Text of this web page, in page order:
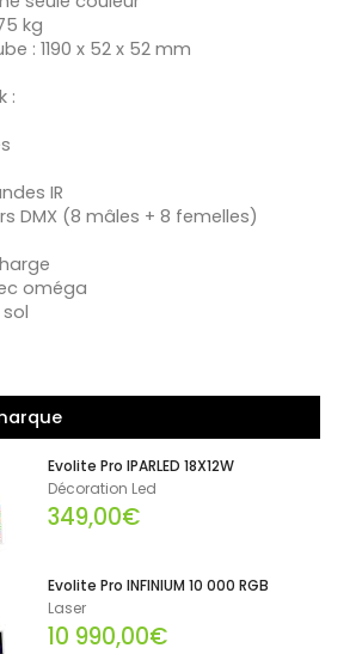
kg
: 1190 x 52 x 52 mm
:
IR
DMX (8 mâles + 8 femelles)
oméga
Evolite Pro IPARLED 18X12W
Décoration Led
349,00€
Evolite Pro INFINIUM 10 000 RGB
Laser
10 990,00€